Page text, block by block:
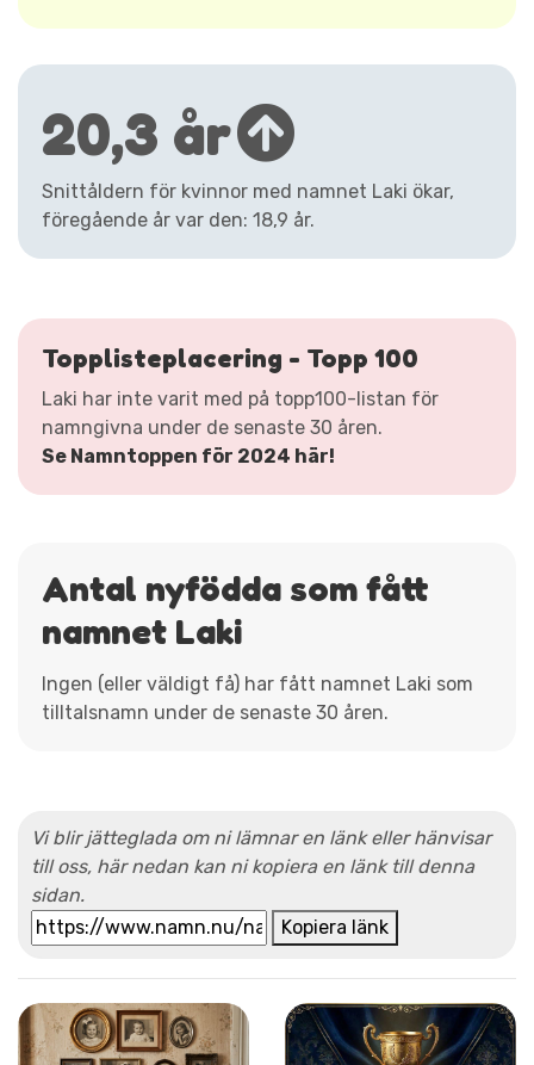
20,3 år
Snittåldern för kvinnor med namnet Laki ökar,
föregående år var den: 18,9 år.
Topplisteplacering - Topp 100
Laki har inte varit med på topp100-listan för
namngivna under de senaste 30 åren.
Se Namntoppen för 2024 här!
Antal nyfödda som fått
namnet Laki
Ingen (eller väldigt få) har fått namnet Laki som
tilltalsnamn under de senaste 30 åren.
Vi blir jätteglada om ni lämnar en länk eller hänvisar
till oss, här nedan kan ni kopiera en länk till denna
sidan.
Kopiera länk